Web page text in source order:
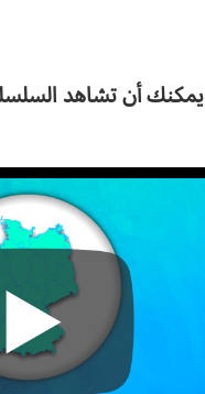
يمكنك أن تشاهد